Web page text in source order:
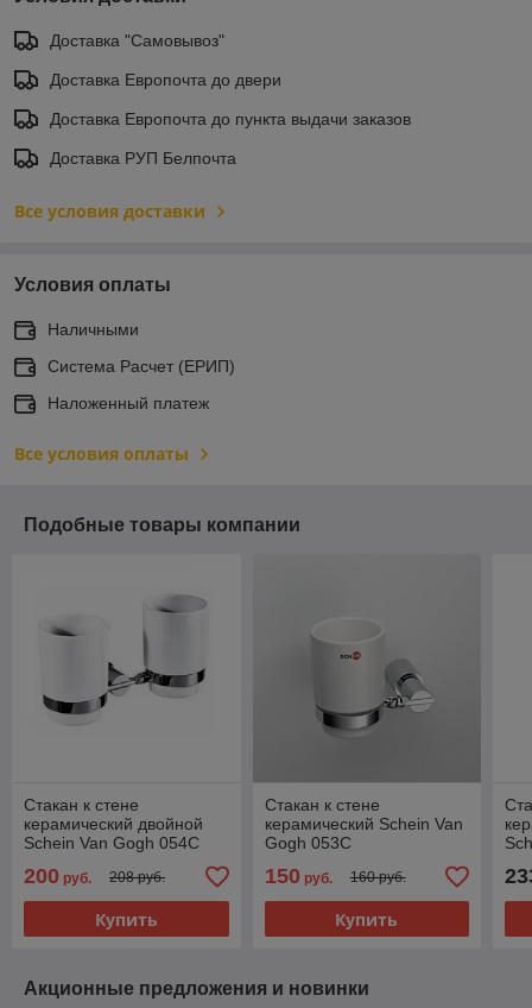
Доставка "Самовывоз"
Доставка Европочта до двери
Доставка Европочта до пункта выдачи заказов
Доставка РУП Белпочта
Все условия доставки
Условия оплаты
Наличными
Система Расчет (ЕРИП)
Наложенный платеж
Все условия оплаты
Подобные товары компании
Стакан к стене
керамический двойной
Schein Van Gogh 054C
200 руб. 208 руб.
Купить
Стакан к стене
керамический Schein Van
Gogh 053C
150 руб. 160 руб.
Купить
Акционные предложения и новинки